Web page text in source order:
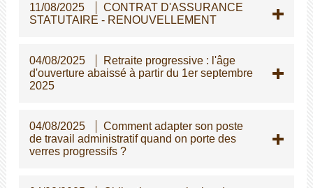
11/08/2025
CONTRAT D'ASSURANCE
STATUTAIRE - RENOUVELLEMENT
04/08/2025
Retraite progressive : l'âge
d'ouverture abaissé à partir du 1er septembre
2025
04/08/2025
Comment adapter son poste
de travail administratif quand on porte des
verres progressifs ?